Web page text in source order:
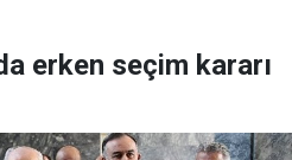
erken seçim kararı